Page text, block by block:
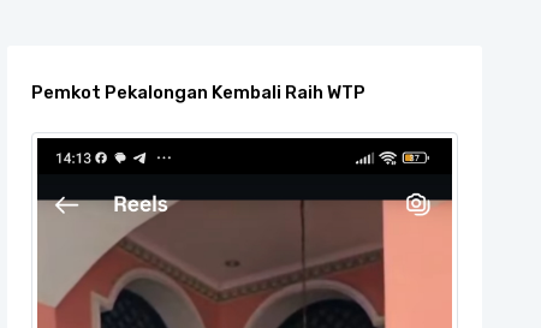
Pemkot Pekalongan Kembali Raih WTP